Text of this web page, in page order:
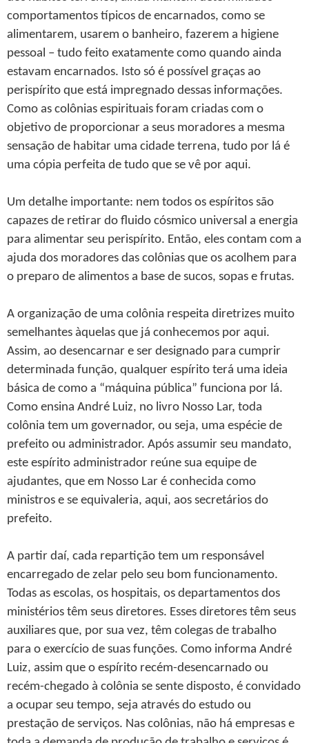
comportamentos típicos de encarnados, como se
alimentarem, usarem o banheiro, fazerem a higiene
pessoal – tudo feito exatamente como quando ainda
estavam encarnados. Isto só é possível graças ao
perispírito que está impregnado dessas informações.
Como as colônias espirituais foram criadas com o
objetivo de proporcionar a seus moradores a mesma
sensação de habitar uma cidade terrena, tudo por lá é
uma cópia perfeita de tudo que se vê por aqui.
Um detalhe importante: nem todos os espíritos são
capazes de retirar do fluido cósmico universal a energia
para alimentar seu perispírito. Então, eles contam com a
ajuda dos moradores das colônias que os acolhem para
o preparo de alimentos a base de sucos, sopas e frutas.
A organização de uma colônia respeita diretrizes muito
semelhantes àquelas que já conhecemos por aqui.
Assim, ao desencarnar e ser designado para cumprir
determinada função, qualquer espírito terá uma ideia
básica de como a “máquina pública” funciona por lá.
Como ensina André Luiz, no livro Nosso Lar, toda
colônia tem um governador, ou seja, uma espécie de
prefeito ou administrador. Após assumir seu mandato,
este espírito administrador reúne sua equipe de
ajudantes, que em Nosso Lar é conhecida como
ministros e se equivaleria, aqui, aos secretários do
prefeito.
A partir daí, cada repartição tem um responsável
encarregado de zelar pelo seu bom funcionamento.
Todas as escolas, os hospitais, os departamentos dos
ministérios têm seus diretores. Esses diretores têm seus
auxiliares que, por sua vez, têm colegas de trabalho
para o exercício de suas funções. Como informa André
Luiz, assim que o espírito recém-desencarnado ou
recém-chegado à colônia se sente disposto, é convidado
a ocupar seu tempo, seja através do estudo ou
prestação de serviços. Nas colônias, não há empresas e